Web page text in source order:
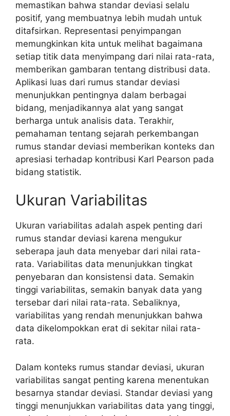
memastikan bahwa standar deviasi selalu
positif, yang membuatnya lebih mudah untuk
ditafsirkan. Representasi penyimpangan
memungkinkan kita untuk melihat bagaimana
setiap titik data menyimpang dari nilai rata-rata,
memberikan gambaran tentang distribusi data.
Aplikasi luas dari rumus standar deviasi
menunjukkan pentingnya dalam berbagai
bidang, menjadikannya alat yang sangat
berharga untuk analisis data. Terakhir,
pemahaman tentang sejarah perkembangan
rumus standar deviasi memberikan konteks dan
apresiasi terhadap kontribusi Karl Pearson pada
bidang statistik.
Ukuran Variabilitas
Ukuran variabilitas adalah aspek penting dari
rumus standar deviasi karena mengukur
seberapa jauh data menyebar dari nilai rata-
rata. Variabilitas data menunjukkan tingkat
penyebaran dan konsistensi data. Semakin
tinggi variabilitas, semakin banyak data yang
tersebar dari nilai rata-rata. Sebaliknya,
variabilitas yang rendah menunjukkan bahwa
data dikelompokkan erat di sekitar nilai rata-
rata.
Dalam konteks rumus standar deviasi, ukuran
variabilitas sangat penting karena menentukan
besarnya standar deviasi. Standar deviasi yang
tinggi menunjukkan variabilitas data yang tinggi,